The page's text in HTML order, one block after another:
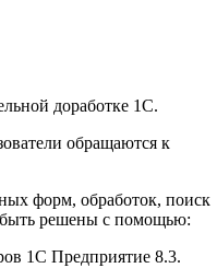
доработке 1С.
обращаются к
форм, обработок, поиск
решены с помощью:
1С Предприятие 8.3.